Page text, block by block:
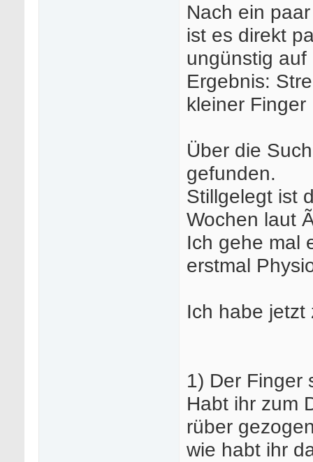
Nach ein
ist es direkt
ungünstig
Ergebnis:
kleiner Finger
Über die
gefunden.
Stillgelegt ist
Wochen laut
Ich gehe mal
erstmal
Ich habe jetzt
1) Der Finger
Habt ihr zum
rüber
wie habt ihr